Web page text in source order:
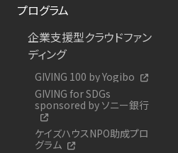
プログラム
企業支援型クラウドファン
ディング
GIVING 100 by Yogibo
GIVING for SDGs
sponsored by ソニー銀行
ケイズハウスNPO助成プロ
グラム